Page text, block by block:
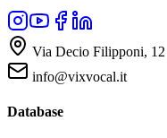
Via Decio Filipponi,
info@vixvocal.it
Database